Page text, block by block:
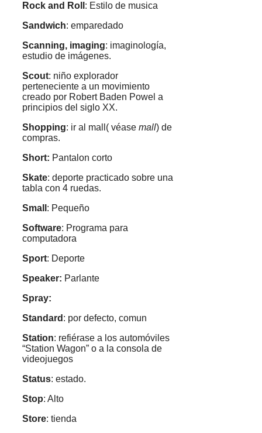
Rock and Roll : Estilo de musica
Sandwich: emparedado
Scanning, imaging: imaginología,
estudio de imágenes.
Scout: niño explorador
perteneciente a un movimiento
creado por Robert Baden Powel a
principios del siglo XX.
Shopping: ir al mall( véase mall) de
compras.
Short: Pantalon corto
Skate: deporte practicado sobre una
tabla con 4 ruedas.
Small : Pequeño
Software: Programa para
computadora
Sport: Deporte
Speaker: Parlante
Spray:
Standard : por defecto, comun
Station: refiérase a los automóviles
“Station Wagon” o a la consola de
videojuegos
Status: estado.
Stop: Alto
Store: tienda